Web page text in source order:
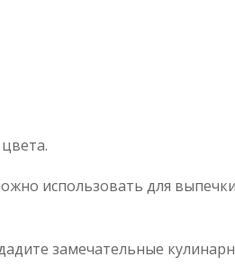
использовать для
замечательные